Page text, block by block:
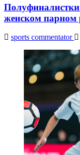
женском парном
sports commentator